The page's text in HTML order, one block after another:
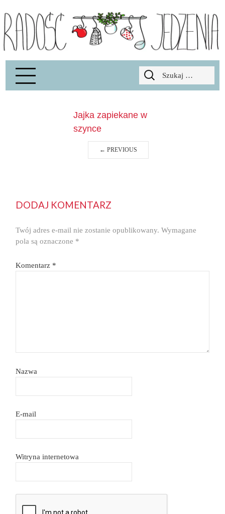
Radość Jedzenia – blog kulinarny
Szukaj:
Jajka zapiekane w
szynce
← PREVIOUS
DODAJ KOMENTARZ
Twój adres e-mail nie zostanie opublikowany. Wymagane
pola są oznaczone *
Komentarz *
Nazwa
E-mail
Witryna internetowa